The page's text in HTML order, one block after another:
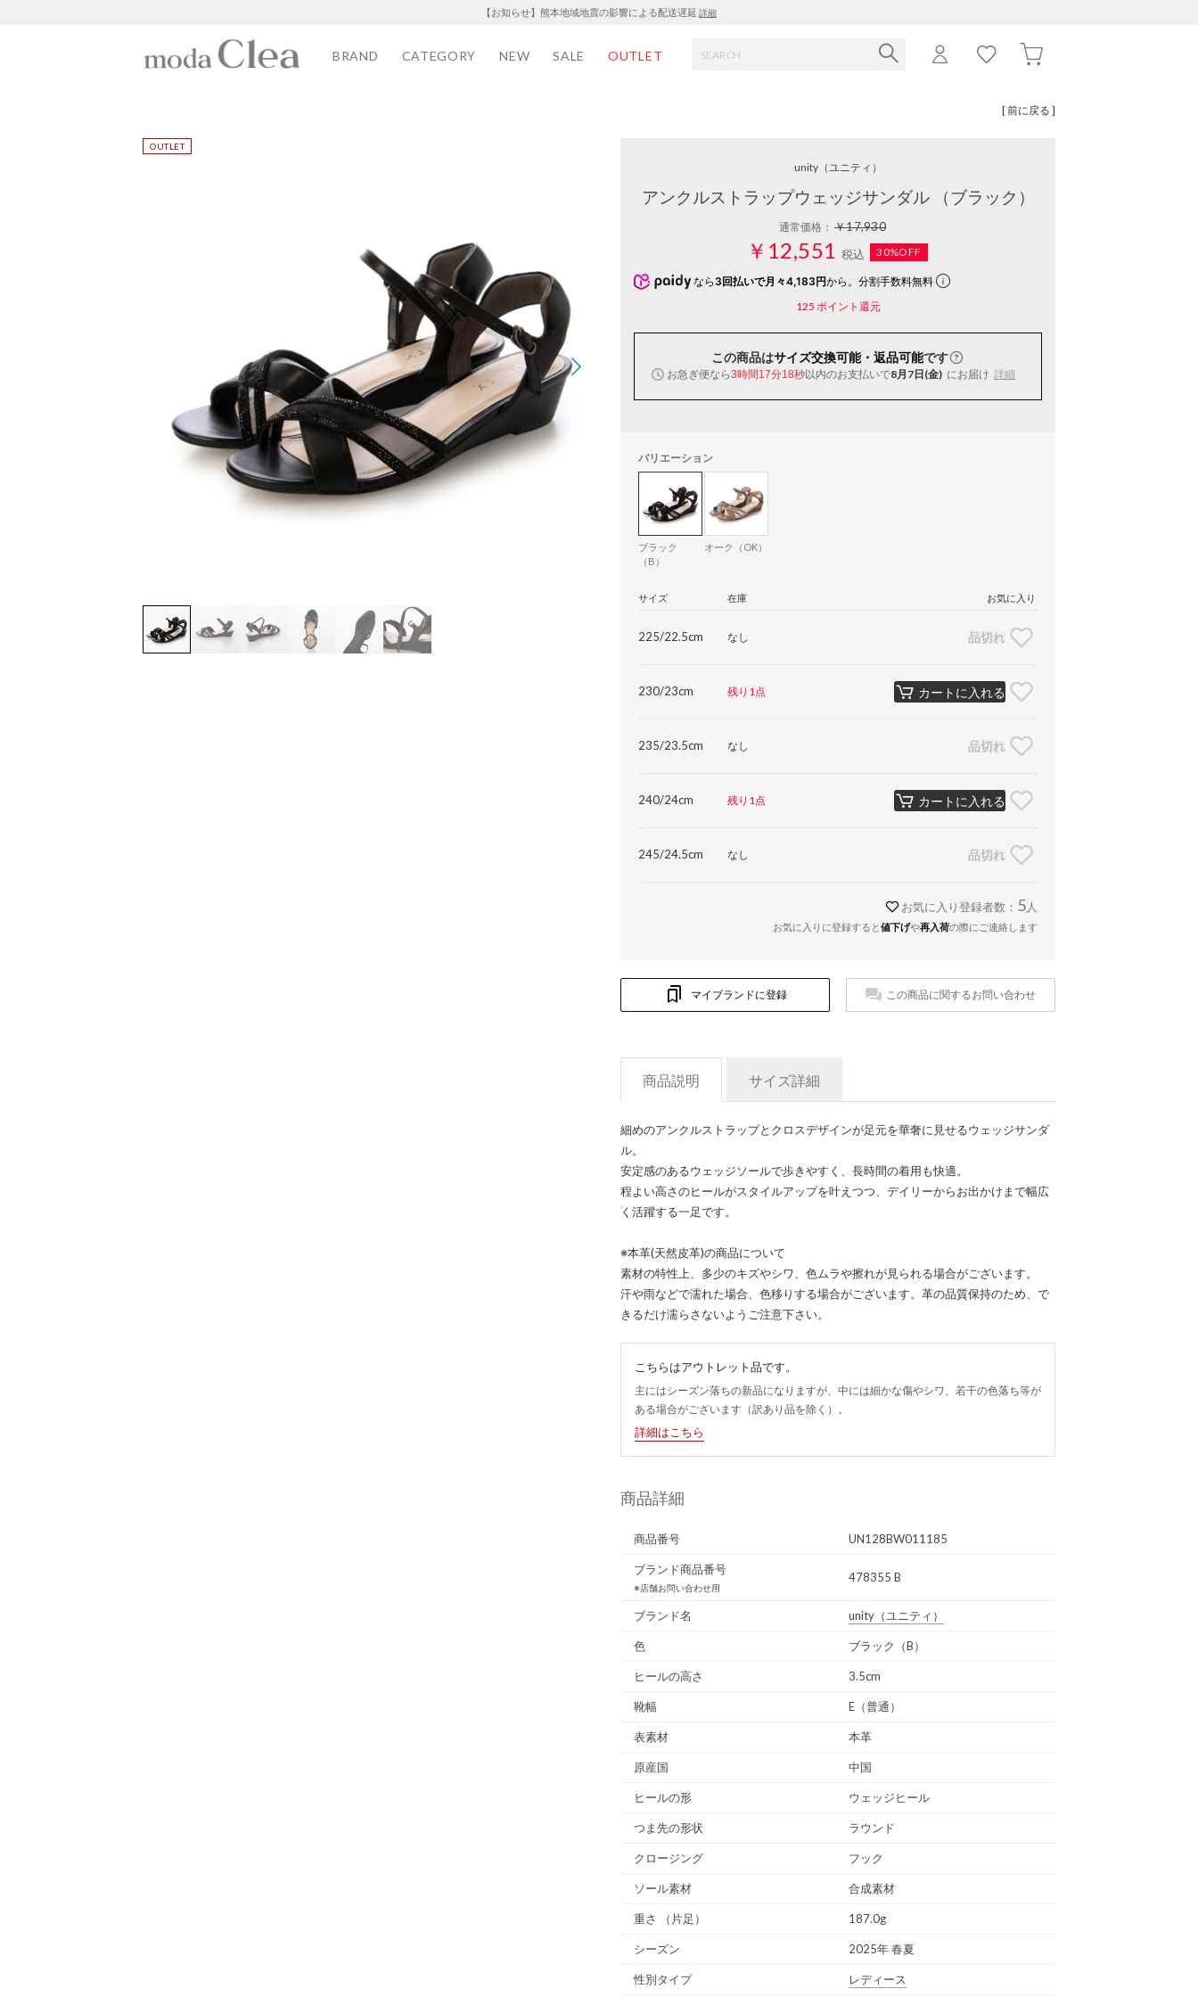
【お知らせ】熊本地域地震の影響による配送遅延 詳細
BRAND CATEGORY NEW SALE OUTLET
[ 前に戻る ]
unity（ユニティ）
アンクルストラップウェッジサンダル （ブラック）
通常価格：￥17,930
￥12,551 税込 30%OFF
なら 3回払いで月々4,183円から。分割手数料無料
125 ポイント還元
この商品はサイズ交換可能・返品可能です
お急ぎ便なら3時間17分18秒以内のお支払いで8月7日(金) にお届け 詳細
バリエーション
ブラック
（B）
オーク（OK）
サイズ 在庫 お気に入り
225/22.5cm なし 品切れ
230/23cm 残り1点 カートに入れる
235/23.5cm なし 品切れ
240/24cm 残り1点 カートに入れる
245/24.5cm なし 品切れ
お気に入り登録者数： 5 人
お気に入りに登録すると値下げや再入荷の際にご連絡します
マイブランドに登録 この商品に関するお問い合わせ
商品説明 サイズ詳細
細めのアンクルストラップとクロスデザインが足元を華奢に見せるウェッジサンダ
ル。
安定感のあるウェッジソールで歩きやすく、長時間の着用も快適。
程よい高さのヒールがスタイルアップを叶えつつ、デイリーからお出かけまで幅広
く活躍する一足です。
※本革(天然皮革)の商品について
素材の特性上、多少のキズやシワ、色ムラや擦れが見られる場合がございます。
汗や雨などで濡れた場合、色移りする場合がございます。革の品質保持のため、で
きるだけ濡らさないようご注意下さい。
こちらはアウトレット品です。
主にはシーズン落ちの新品になりますが、中には細かな傷やシワ、若干の色落ち等が
ある場合がございます（訳あり品を除く）。
詳細はこちら
商品詳細
商品番号 UN128BW011185
ブランド商品番号
※店舗お問い合わせ用
478355 B
ブランド名 unity （ユニティ）
色 ブラック（B）
ヒールの高さ 3.5cm
靴幅 E（普通）
表素材 本革
原産国 中国
ヒールの形 ウェッジヒール
つま先の形状 ラウンド
クロージング フック
ソール素材 合成素材
重さ （片足） 187.0g
シーズン 2025年 春夏
性別タイプ レディース